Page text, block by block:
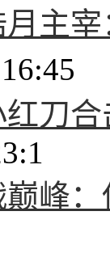
主
刀
峰